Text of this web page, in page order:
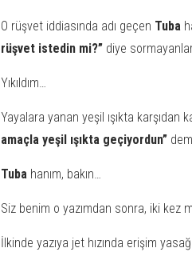
O rüşvet iddiasında adı geçen Tuba
rüşvet istedin mi?” diye
Yıkıldım…
Yayalara yanan yeşil ışıkta karşıdan
amaçla yeşil ışıkta geçiyordun”
Tuba hanım, bakın…
Siz benim o yazımdan sonra, iki kez
İlkinde yazıya jet hızında erişim